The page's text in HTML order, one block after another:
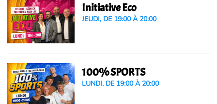
Initiative Eco
JEUDI, DE 19:00 À 20:00
100% SPORTS
LUNDI, DE 19:00 À 20:00